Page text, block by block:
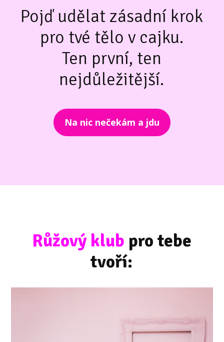
Pojď udělat zásadní krok
pro tvé tělo v cajku.
Ten první, ten
nejdůležitější.
Na nic nečekám a jdu
Růžový klub pro tebe
tvoří: